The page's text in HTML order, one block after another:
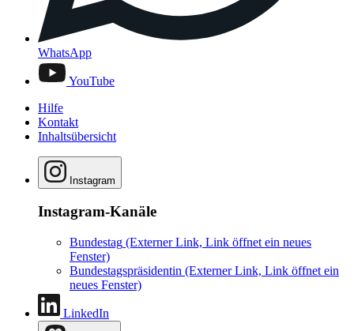
WhatsApp
YouTube
Hilfe
Kontakt
Inhaltsübersicht
Instagram
Instagram-Kanäle
Bundestag (Externer Link, Link öffnet ein neues
Fenster)
Bundestagspräsidentin (Externer Link, Link öffnet ein
neues Fenster)
LinkedIn